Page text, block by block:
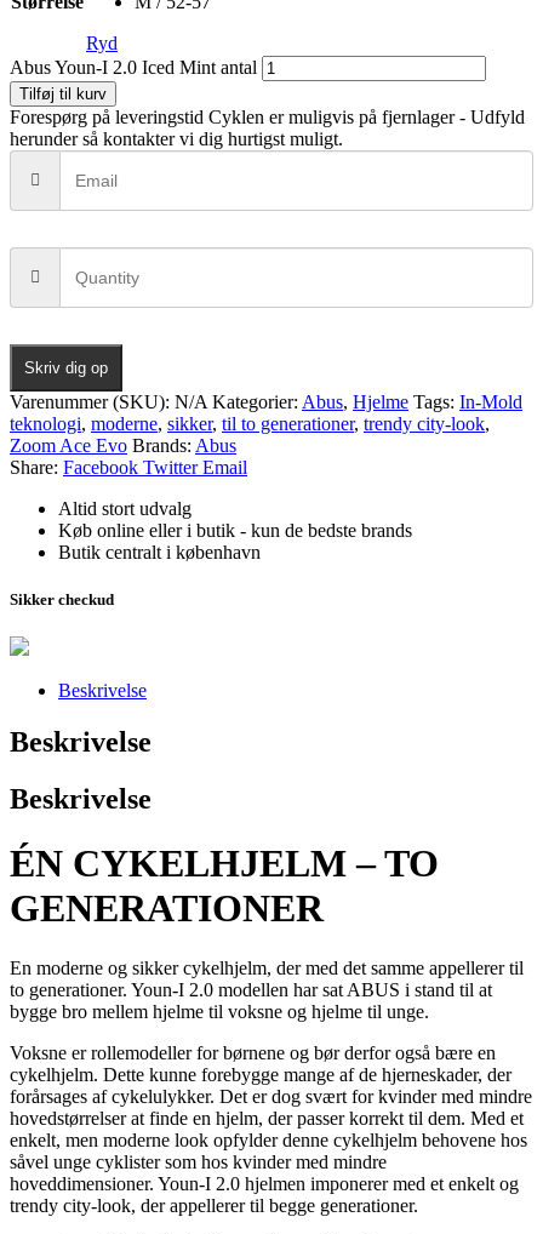
Ryd
Abus Youn-I 2.0 Iced Mint antal
Tilføj til kurv
Forespørg på leveringstid Cyklen er muligvis på fjernlager - Udfyld
herunder så kontakter vi dig hurtigst muligt.
Skriv dig op
Varenummer (SKU): N/A Kategorier: Abus, Hjelme Tags: In-Mold
teknologi, moderne, sikker, til to generationer, trendy city-look,
Zoom Ace Evo Brands: Abus
Share: Facebook Twitter Email
Altid stort udvalg
Køb online eller i butik - kun de bedste brands
Butik centralt i københavn
Sikker checkud
Beskrivelse
Beskrivelse
Beskrivelse
ÉN CYKELHJELM – TO
GENERATIONER
En moderne og sikker cykelhjelm, der med det samme appellerer til
to generationer. Youn-I 2.0 modellen har sat ABUS i stand til at
bygge bro mellem hjelme til voksne og hjelme til unge.
Voksne er rollemodeller for børnene og bør derfor også bære en
cykelhjelm. Dette kunne forebygge mange af de hjerneskader, der
forårsages af cykelulykker. Det er dog svært for kvinder med mindre
hovedstørrelser at finde en hjelm, der passer korrekt til dem. Med et
enkelt, men moderne look opfylder denne cykelhjelm behovene hos
såvel unge cyklister som hos kvinder med mindre
hoveddimensioner. Youn-I 2.0 hjelmen imponerer med et enkelt og
trendy city-look, der appellerer til begge generationer.